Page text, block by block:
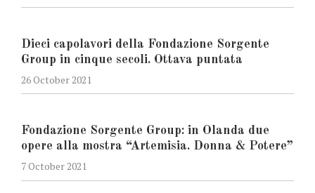
Dieci capolavori della Fondazione Sorgente
Group in cinque secoli. Ottava puntata
26 October 2021
Fondazione Sorgente Group: in Olanda due
opere alla mostra “Artemisia. Donna & Potere”
7 October 2021